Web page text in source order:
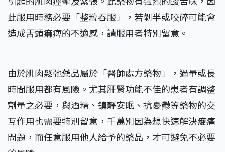
此服用時務必要「整粒吞服」，若剝半或咬碎可能會
造成舌頭痲痺的不適感，請服用者特別留意。
由於肌肉鬆弛藥品屬於「醫師處方藥物」，過量或長
時間服用都有風險。尤其肝腎功能不佳的患者有調整
劑量之必要，與酒精、鎮靜安眠、抗憂鬱等藥物的交
互作用也需要特別留意，千萬別因為想快速解決痠痛
問題，而任意服用他人給予的藥品，才可避免不必要